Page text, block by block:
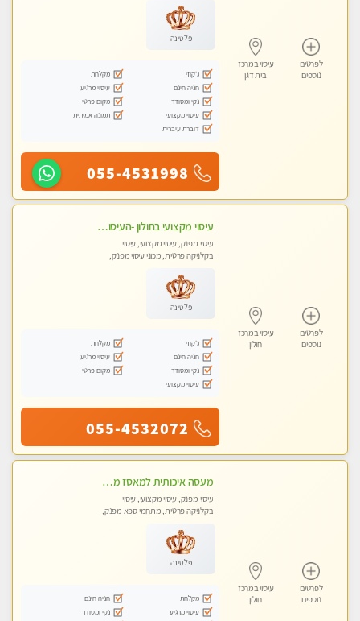
לפרטים
נוספים
עיסוי במרכז
בית דגן
פלטינה
ג'קוזי
מקלחת
חניה חינם
עיסוי מרגיע
נקי ומסודר
מקום פרטי
עיסוי מקצועי
תמונה אמיתית
דוברת עיברית
055-4531998
לפרטים
נוספים
עיסוי במרכז
חולון
עיסוי מקצועי בחולון -העיסוי הכי טוב בעיר אצלי רוצה לבוא ? תתקשר
עיסוי מפנק, עיסוי מקצועי, עיסוי
בקלניקה פרטית, מכוני עיסוי מפנק,
פלטינה
ג'קוזי
מקלחת
חניה חינם
עיסוי מרגיע
נקי ומסודר
מקום פרטי
עיסוי מקצועי
055-4532072
לפרטים
נוספים
עיסוי במרכז
חולון
מעסה איכותית למאסז מקצועי ומפנק לכל שרירי הגוף
עיסוי מפנק, עיסוי מקצועי, עיסוי
בקלניקה פרטית, מתחמי ספא מפנק,
פלטינה
מקלחת
חניה חינם
עיסוי מרגיע
נקי ומסודר